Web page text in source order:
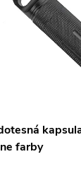
farby